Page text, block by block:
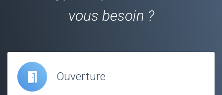
vous besoin ?
Ouverture